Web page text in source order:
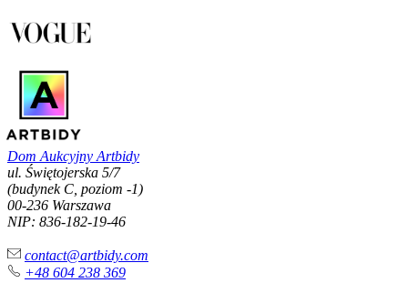
Dom Aukcyjny Artbidy
ul. Świętojerska 5/7
(budynek C, poziom -1)
00-236 Warszawa
NIP: 836-182-19-46
contact@artbidy.com
+48 604 238 369